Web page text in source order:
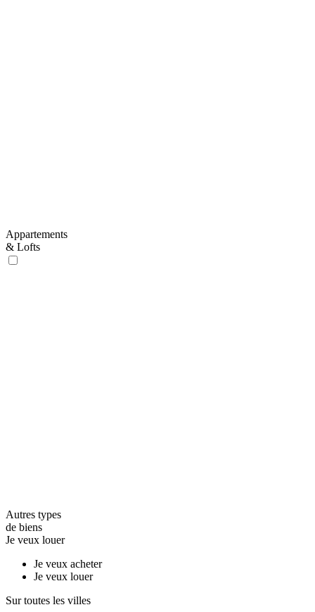
Appartements
& Lofts
Autres types
de biens
Je veux louer
Je veux acheter
Je veux louer
Sur toutes les villes